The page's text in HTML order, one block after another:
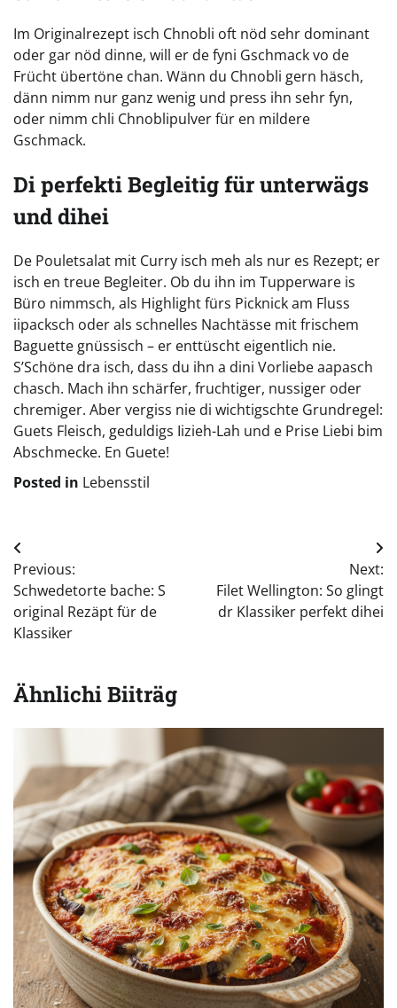
Im Originalrezept isch Chnobli oft nöd sehr dominant
oder gar nöd dinne, will er de fyni Gschmack vo de
Frücht übertöne chan. Wänn du Chnobli gern häsch,
dänn nimm nur ganz wenig und press ihn sehr fyn,
oder nimm chli Chnoblipulver für en mildere
Gschmack.
Di perfekti Begleitig für unterwägs
und dihei
De Pouletsalat mit Curry isch meh als nur es Rezept; er
isch en treue Begleiter. Ob du ihn im Tupperware is
Büro nimmsch, als Highlight fürs Picknick am Fluss
iipacksch oder als schnelles Nachtässe mit frischem
Baguette gnüssisch – er enttüscht eigentlich nie.
S’Schöne dra isch, dass du ihn a dini Vorliebe aapasch
chasch. Mach ihn schärfer, fruchtiger, nussiger oder
chremiger. Aber vergiss nie di wichtigschte Grundregel:
Guets Fleisch, geduldigs Iizieh-Lah und e Prise Liebi bim
Abschmecke. En Guete!
Posted in Lebensstil
Beitragsnavigation
Previous:
Schwedetorte bache: S
original Rezäpt für de
Klassiker
Next:
Filet Wellington: So glingt
dr Klassiker perfekt dihei
Ähnlichi Biiträg